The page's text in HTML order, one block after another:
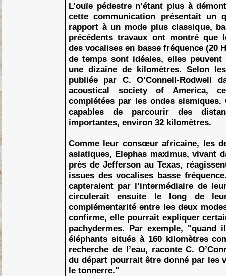
L’ouïe pédestre n’étant plus à
cette communication présentait un
rapport à un mode plus classique,
précédents travaux ont montré que
des vocalises en basse fréquence (20
de temps sont idéales, elles peuvent
une dizaine de kilomètres. Selon
publiée par C. O’Connell-Rodwell
acoustical society of America,
complétées par les ondes sismiques.
capables de parcourir des
importantes, environ 32 kilomètres.
Comme leur consœur africaine, les
asiatiques, Elephas maximus, vivant
près de Jefferson au Texas,
issues des vocalises basse
capteraient par l’intermédiaire de
circulerait ensuite le long de
complémentarité entre les deux
confirme, elle pourrait expliquer
pachydermes. Par exemple, "quand
éléphants situés à 160 kilomètres
recherche de l’eau, raconte C.
du départ pourrait être donné par les
le tonnerre."